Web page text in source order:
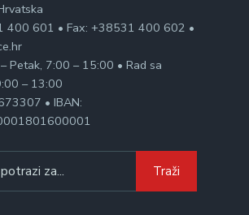
400 601 • Fax: +38531 400 602 •
Petak, 7:00 – 15:00 • Rad sa
– 13:00
• IBAN:
Traži